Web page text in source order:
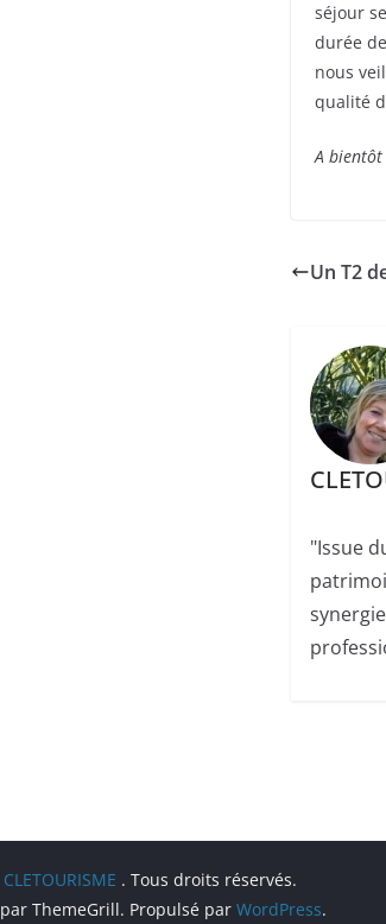
séjour
durée
nous
qualité
A bientôt
Un T2
"Issue
CLETOURISME . Tous droits réservés.
par ThemeGrill. Propulsé par WordPress.